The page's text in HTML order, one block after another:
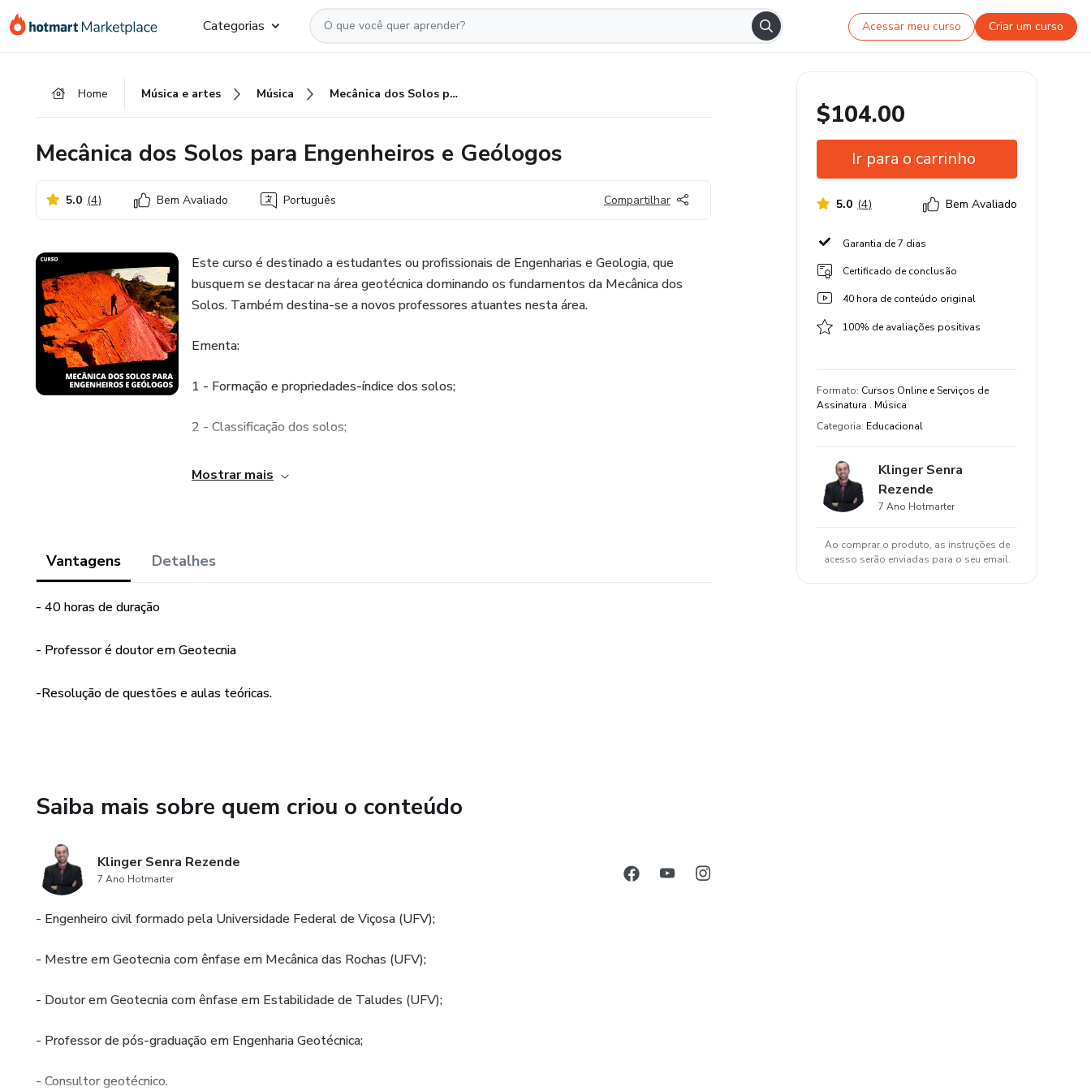
para
para
para
Categorias Acessar meu curso Criar um curso
Home Música e artes Música Mecânica dos Solos para Engenheiros e Geólogos
Mecânica dos Solos para Engenheiros e Geólogos
5.0 (4) Bem Avaliado Português Compartilhar
Este curso é destinado a estudantes ou profissionais de Engenharias e Geologia, que
busquem se destacar na área geotécnica dominando os fundamentos da Mecânica dos
Solos. Também destina-se a novos professores atuantes nesta área.
Ementa:
1 - Formação e propriedades-índice dos solos;
2 - Classificação dos solos;
3 - Compactação dos solos;
Mostrar mais
Vantagens Detalhes
- 40 horas de duração
- Professor é doutor em Geotecnia
-Resolução de questões e aulas teóricas.
Saiba mais sobre quem criou o conteúdo
Klinger Senra Rezende
7 Ano Hotmarter
- Engenheiro civil formado pela Universidade Federal de Viçosa (UFV);
- Mestre em Geotecnia com ênfase em Mecânica das Rochas (UFV);
- Doutor em Geotecnia com ênfase em Estabilidade de Taludes (UFV);
- Professor de pós-graduação em Engenharia Geotécnica;
- Consultor geotécnico.
$104.00
Ir para o carrinho
5.0 (4) Bem Avaliado
Garantia de 7 dias
Certificado de conclusão
40 hora de conteúdo original
100% de avaliações positivas
Formato: Cursos Online e Serviços de
Assinatura . Música
Categoria: Educacional
Klinger Senra
Rezende
7 Ano Hotmarter
Ao comprar o produto, as instruções de
acesso serão enviadas para o seu email.